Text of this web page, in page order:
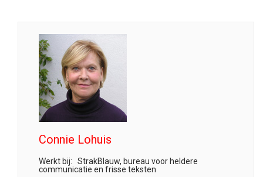
Connie Lohuis
Werkt bij:
StrakBlauw, bureau voor heldere
communicatie en frisse teksten